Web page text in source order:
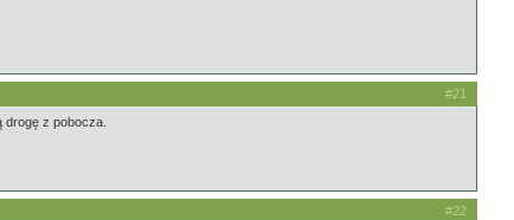
#21
z pobocza.
#22